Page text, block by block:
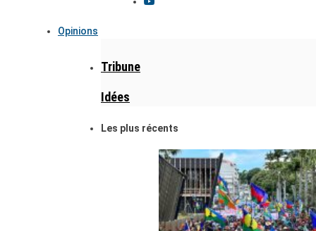
Opinions
Tribune
Idées
Les plus récents